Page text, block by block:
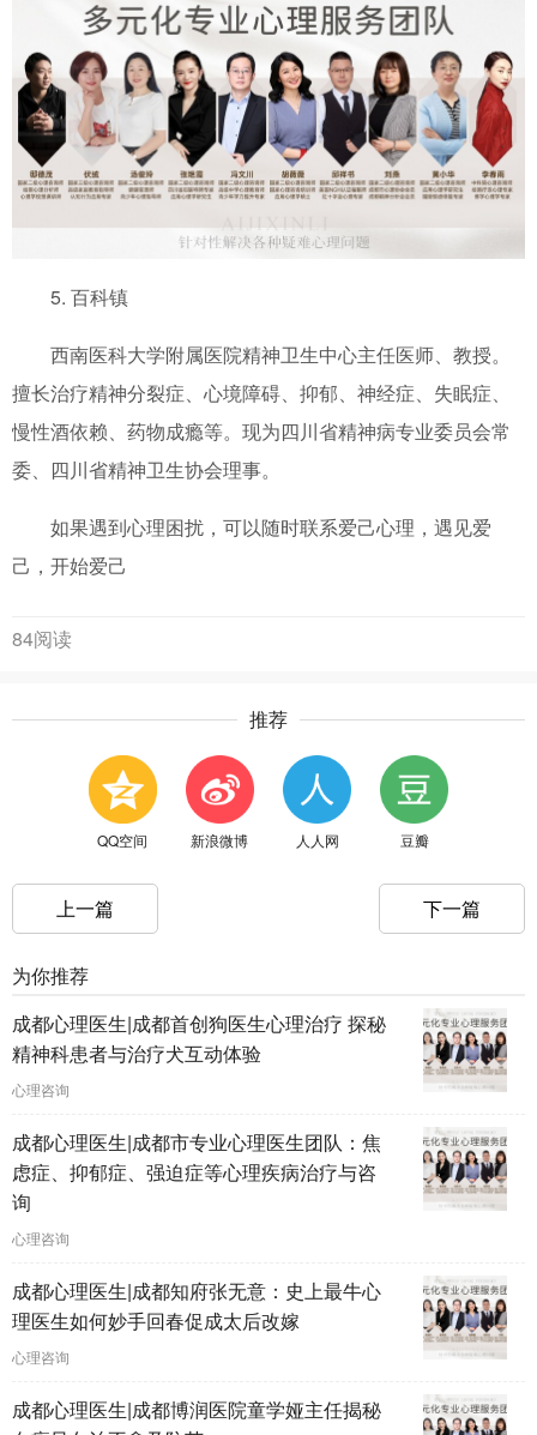
5. 百科镇
西南医科大学附属医院精神卫生中心主任医师、教授。
擅长治疗精神分裂症、心境障碍、抑郁、神经症、失眠症、
慢性酒依赖、药物成瘾等。现为四川省精神病专业委员会常
委、四川省精神卫生协会理事。
如果遇到心理困扰，可以随时联系爱己心理，遇见爱
己，开始爱己
84阅读
推荐
QQ空间 新浪微博 人人网 豆瓣
上一篇 下一篇
为你推荐
成都心理医生|成都首创狗医生心理治疗 探秘
精神科患者与治疗犬互动体验
心理咨询
成都心理医生|成都市专业心理医生团队：焦
虑症、抑郁症、强迫症等心理疾病治疗与咨
询
心理咨询
成都心理医生|成都知府张无意：史上最牛心
理医生如何妙手回春促成太后改嫁
心理咨询
成都心理医生|成都博润医院童学娅主任揭秘